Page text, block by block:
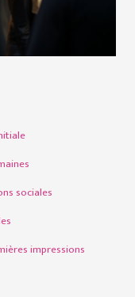
sociales
impressions